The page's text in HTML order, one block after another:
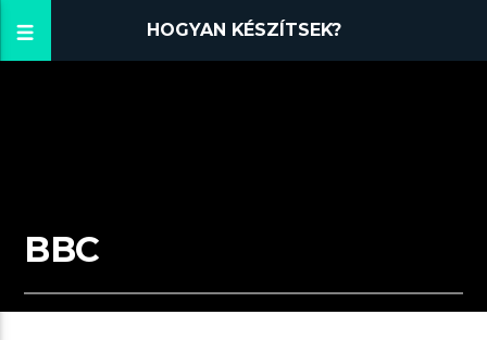
HOGYAN KÉSZÍTSEK?
BBC